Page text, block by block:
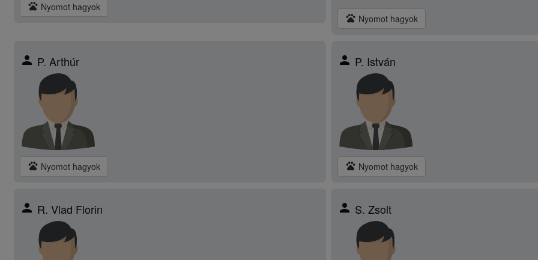
pets Nyomot hagyok
pets Nyomot hagyok
person P. Arthúr
pets Nyomot hagyok
person P. István
pets Nyomot hagyok
person R. Vlad Florin person S. Zsolt